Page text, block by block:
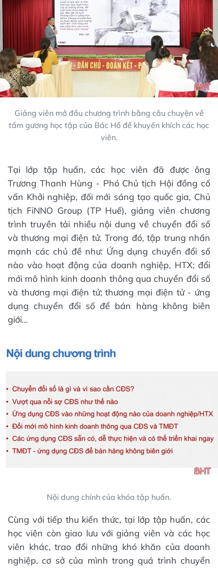
Giảng viên mở đầu chương trình bằng câu chuyện về
tấm gương học tập của Bác Hồ để khuyến khích các học
viên.
Tại lớp tập huấn, các học viên đã được ông
Trương Thanh Hùng - Phó Chủ tịch Hội đồng cố
vấn Khởi nghiệp, đối mới sáng tạo quốc gia, Chủ
tịch FiNNO Group (TP Huế), giảng viên chương
trình truyền tải nhiều nội dung về chuyển đổi số
và thương mại điện tử. Trong đó, tập trung nhấn
mạnh các chủ đề như: Ứng dụng chuyển đổi số
nào vào hoạt động của doanh nghiệp, HTX; đổi
mới mô hình kinh doanh thông qua chuyển đổi số
và thương mại điện tử; thương mại điện tử - ứng
dụng chuyển đổi số để bán hàng không biên
giới...
Nội dung chính của khóa tập huấn.
Cùng với tiếp thu kiến thức, tại lớp tập huấn, các
học viên còn giao lưu với giảng viên và các học
viên khác, trao đổi những khó khăn của doanh
nghiệp, cơ sở của mình trong quá trình chuyển